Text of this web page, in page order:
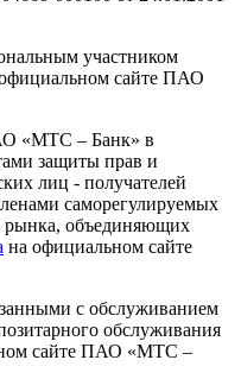
участником
сайте ПАО
«МТС – Банк» в
защиты прав и
лиц - получателей
саморегулируемых
рынка, объединяющих
на официальном сайте
с обслуживанием
обслуживания
сайте ПАО «МТС –